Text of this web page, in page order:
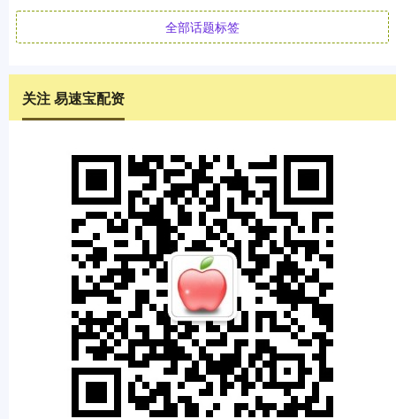
全部话题标签
关注 易速宝配资